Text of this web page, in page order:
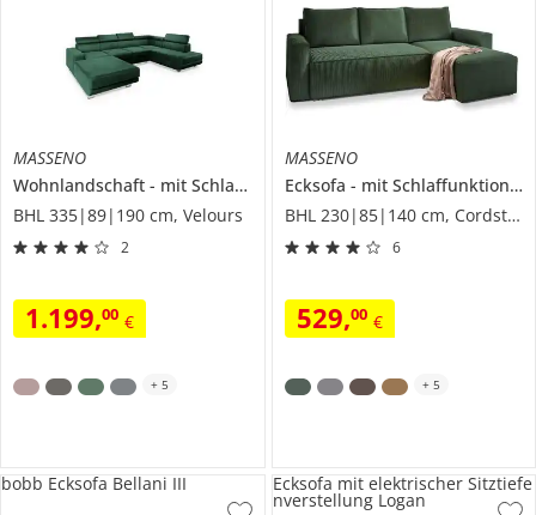
MASSENO
Wohnlandschaft
mit Schlaffunktion
Siena
BHL 335|89|190 cm, Velours
2
1.199,00 €
+ 5
MASSENO
Ecksofa
mit Schlaffunktion
BHL 230|85|140 cm, Cordstoff
6
529,00 €
+ 5
bobb Ecksofa Bellani III Ecksofa mit elektrischer Sitztiefe
nverstellung Logan